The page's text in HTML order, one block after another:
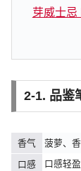
芽威士忌
2-1. 品鉴
香气
菠萝、
口感
口感轻